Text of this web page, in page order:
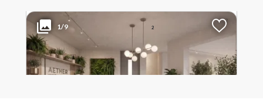
1/9
Liczba pokoi
8
Powierzchnia
183 m
2
Cena za m2
16 140 PLN
MAZOWIECKIE Warszawa Żoliborz Marymont-Potok ul.
Krzysztofa Opalińskiego